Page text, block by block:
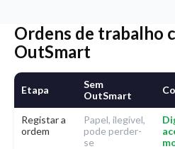
Ordens de trabalho
OutSmart
Etapa
Sem
OutSmart
Registar a
ordem
Papel, ilegível,
pode perder-
se